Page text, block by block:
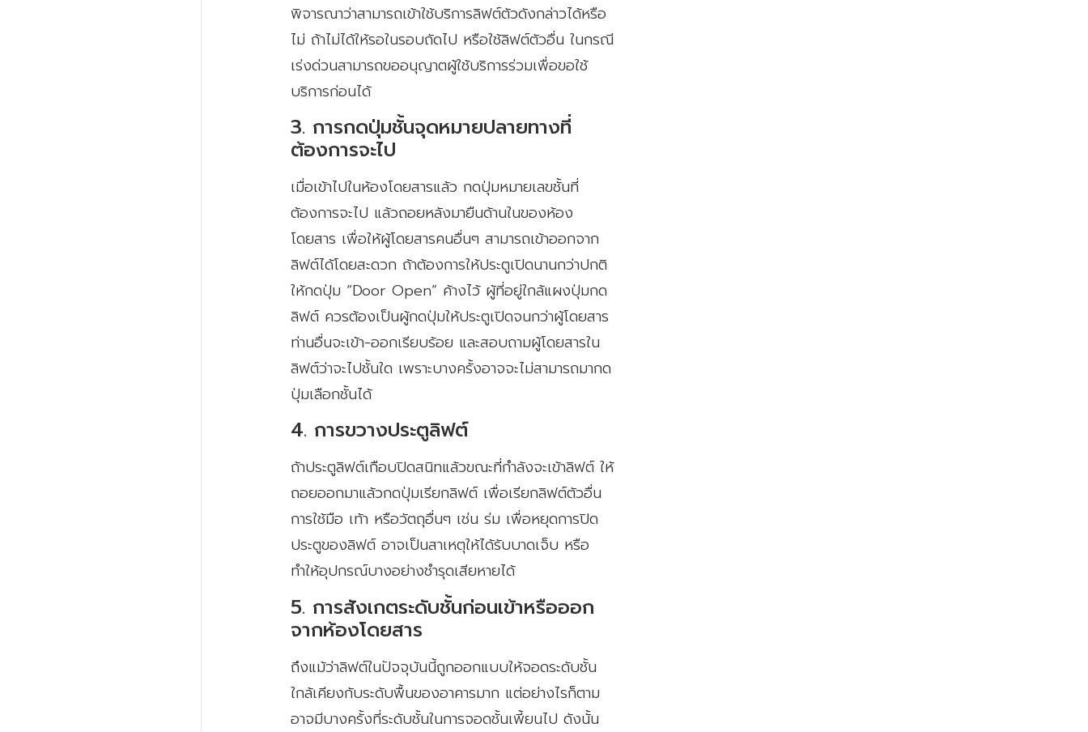
พิจารณาว่าสามารถเข้าใช้บริการลิฟต์ตัวดังกล่าวได้หรือ
ไม่ ถ้าไม่ได้ให้รอในรอบถัดไป หรือใช้ลิฟต์ตัวอื่น ในกรณี
เร่งด่วนสามารถขออนุญาตผู้ใช้บริการร่วมเพื่อขอใช้
บริการก่อนได้
3. การกดปุ่มชั้นจุดหมายปลายทางที่
ต้องการจะไป
เมื่อเข้าไปในห้องโดยสารแล้ว กดปุ่มหมายเลขชั้นที่
ต้องการจะไป แล้วถอยหลังมายืนด้านในของห้อง
โดยสาร เพื่อให้ผู้โดยสารคนอื่นๆ สามารถเข้าออกจาก
ลิฟต์ได้โดยสะดวก ถ้าต้องการให้ประตูเปิดนานกว่าปกติ
ให้กดปุ่ม “Door Open” ค้างไว้ ผู้ที่อยู่ใกล้แผงปุ่มกด
ลิฟต์ ควรต้องเป็นผู้กดปุ่มให้ประตูเปิดจนกว่าผู้โดยสาร
ท่านอื่นจะเข้า-ออกเรียบร้อย และสอบถามผู้โดยสารใน
ลิฟต์ว่าจะไปชั้นใด เพราะบางครั้งอาจจะไม่สามารถมากด
ปุ่มเลือกชั้นได้
4. การขวางประตูลิฟต์
ถ้าประตูลิฟต์เกือบปิดสนิทแล้วขณะที่กำลังจะเข้าลิฟต์ ให้
ถอยออกมาแล้วกดปุ่มเรียกลิฟต์ เพื่อเรียกลิฟต์ตัวอื่น
การใช้มือ เท้า หรือวัตถุอื่นๆ เช่น ร่ม เพื่อหยุดการปิด
ประตูของลิฟต์ อาจเป็นสาเหตุให้ได้รับบาดเจ็บ หรือ
ทำให้อุปกรณ์บางอย่างชำรุดเสียหายได้
5. การสังเกตระดับชั้นก่อนเข้าหรือออก
จากห้องโดยสาร
ถึงแม้ว่าลิฟต์ในปัจจุบันนี้ถูกออกแบบให้จอดระดับชั้น
ใกล้เคียงกับระดับพื้นของอาคารมาก แต่อย่างไรก็ตาม
อาจมีบางครั้งที่ระดับชั้นในการจอดชั้นเพี้ยนไป ดังนั้น